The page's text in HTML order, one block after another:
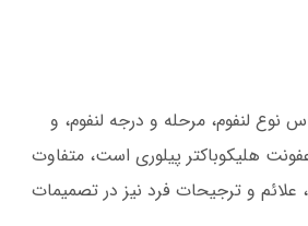
نوع لنفوم، مرحله و درجه لنفوم، و
عفونت هلیکوباکتر پیلوری است، متفاوت
و ترجیحات فرد نیز در تصمیمات